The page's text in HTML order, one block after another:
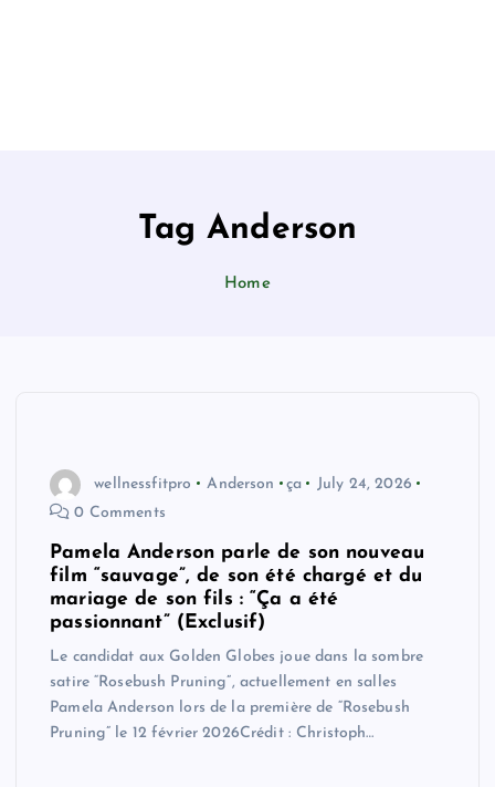
Tag Anderson
Home
wellnessfitpro Anderson ça
July 24, 2026
0 Comments
Pamela Anderson parle de son nouveau
film “sauvage”, de son été chargé et du
mariage de son fils : “Ça a été
passionnant” (Exclusif)
Le candidat aux Golden Globes joue dans la sombre
satire “Rosebush Pruning”, actuellement en salles
Pamela Anderson lors de la première de “Rosebush
Pruning” le 12 février 2026Crédit : Christoph…